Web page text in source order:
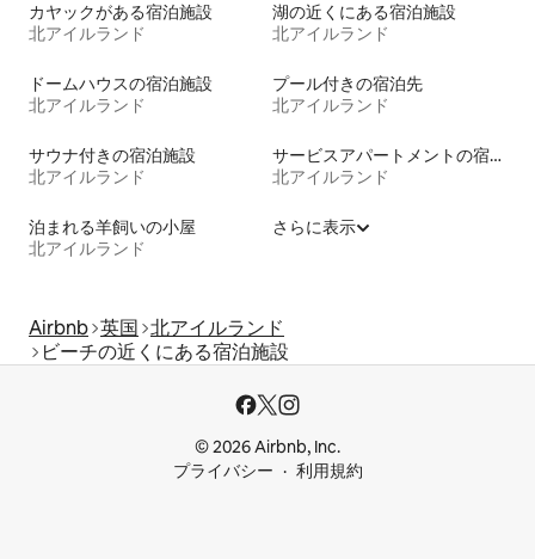
カヤックがある宿泊施設
北アイルランド
湖の近くにある宿泊施設
北アイルランド
ドームハウスの宿泊施設
北アイルランド
プール付きの宿泊先
北アイルランド
サウナ付きの宿泊施設
北アイルランド
サービスアパートメントの宿泊施設
北アイルランド
泊まれる羊飼いの小屋
北アイルランド
さらに表示
Airbnb 英国 北アイルランド
ビーチの近くにある宿泊施設
© 2026 Airbnb, Inc.
プライバシー
利用規約